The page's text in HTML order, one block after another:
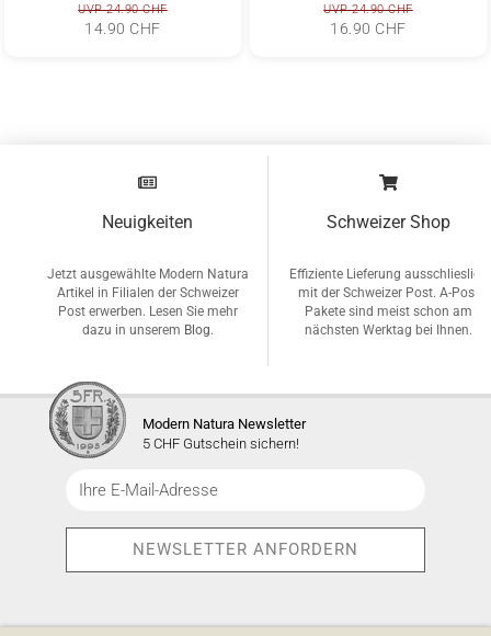
UVP 24.90 CHF
14.90 CHF
UVP 24.90 CHF
16.90 CHF
Neuigkeiten
Jetzt ausgewählte Modern Natura
Artikel in Filialen der Schweizer
Post erwerben. Lesen Sie mehr
dazu in unserem Blog.
Schweizer Shop
Effiziente Lieferung ausschlieslich
mit der Schweizer Post. A-Post
Pakete sind meist schon am
nächsten Werktag bei Ihnen.
Modern Natura Newsletter
5 CHF Gutschein sichern!